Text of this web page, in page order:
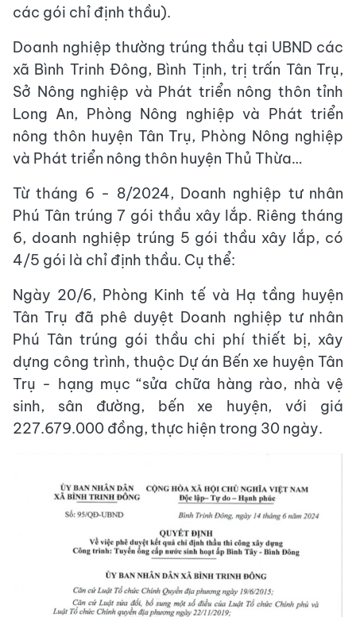
các gói chỉ định thầu).
Doanh nghiệp thường trúng thầu tại UBND các
xã Bình Trinh Đông, Bình Tịnh, trị trấn Tân Trụ,
Sở Nông nghiệp và Phát triển nông thôn tỉnh
Long An, Phòng Nông nghiệp và Phát triển
nông thôn huyện Tân Trụ, Phòng Nông nghiệp
và Phát triển nông thôn huyện Thủ Thừa…
Từ tháng 6 - 8/2024, Doanh nghiệp tư nhân
Phú Tân trúng 7 gói thầu xây lắp. Riêng tháng
6, doanh nghiệp trúng 5 gói thầu xây lắp, có
4/5 gói là chỉ định thầu. Cụ thể:
Ngày 20/6, Phòng Kinh tế và Hạ tầng huyện
Tân Trụ đã phê duyệt Doanh nghiệp tư nhân
Phú Tân trúng gói thầu chi phí thiết bị, xây
dựng công trình, thuộc Dự án Bến xe huyện Tân
Trụ - hạng mục “sửa chữa hàng rào, nhà vệ
sinh, sân đường, bến xe huyện, với giá
227.679.000 đồng, thực hiện trong 30 ngày.